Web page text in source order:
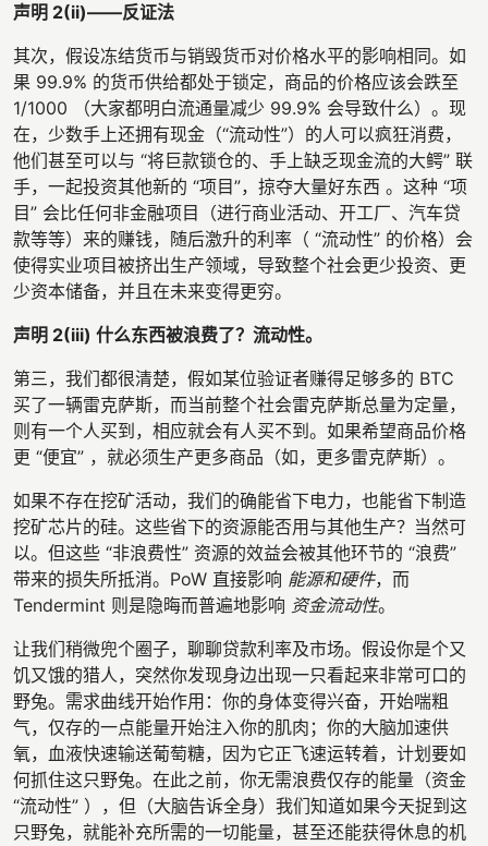
声明 2(ii)——反证法
其次，假设冻结货币与销毁货币对价格水平的影响相同。如
果 99.9% 的货币供给都处于锁定，商品的价格应该会跌至
1/1000 （大家都明白流通量减少 99.9% 会导致什么）。现
在，少数手上还拥有现金（“流动性”）的人可以疯狂消费，
他们甚至可以与 “将巨款锁仓的、手上缺乏现金流的大鳄” 联
手，一起投资其他新的 “项目”，掠夺大量好东西 。这种 “项
目” 会比任何非金融项目（进行商业活动、开工厂、汽车贷
款等等）来的赚钱，随后激升的利率（ “流动性” 的价格）会
使得实业项目被挤出生产领域，导致整个社会更少投资、更
少资本储备，并且在未来变得更穷。
声明 2(iii) 什么东西被浪费了？流动性。
第三，我们都很清楚，假如某位验证者赚得足够多的 BTC
买了一辆雷克萨斯，而当前整个社会雷克萨斯总量为定量，
则有一个人买到，相应就会有人买不到。如果希望商品价格
更 “便宜” ，就必须生产更多商品（如，更多雷克萨斯）。
如果不存在挖矿活动，我们的确能省下电力，也能省下制造
挖矿芯片的硅。这些省下的资源能否用与其他生产？当然可
以。但这些 “非浪费性” 资源的效益会被其他环节的 “浪费”
带来的损失所抵消。PoW 直接影响 能源和硬件，而
Tendermint 则是隐晦而普遍地影响 资金流动性。
让我们稍微兜个圈子，聊聊贷款利率及市场。假设你是个又
饥又饿的猎人，突然你发现身边出现一只看起来非常可口的
野兔。需求曲线开始作用：你的身体变得兴奋，开始喘粗
气，仅存的一点能量开始注入你的肌肉；你的大脑加速供
氧，血液快速输送葡萄糖，因为它正飞速运转着，计划要如
何抓住这只野兔。在此之前，你无需浪费仅存的能量（资金
“流动性” ），但（大脑告诉全身）我们知道如果今天捉到这
只野兔，就能补充所需的一切能量，甚至还能获得休息的机